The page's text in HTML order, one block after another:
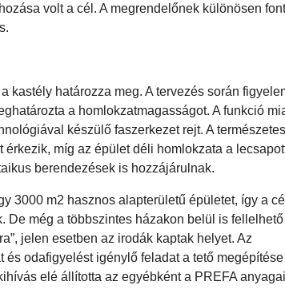
volt a cél. A megrendelőnek különösen
kastély határozza meg. A tervezés során
a homlokzatmagasságot. A funkció
készülő faszerkezet rejt. A
míg az épület déli homlokzata a
berendezések is hozzájárulnak.
3000 m2 hasznos alapterületű épületet, így a
De még a többszintes házakon belül is
jelen esetben az irodák kaptak helyet. Az
odafigyelést igénylő feladat a tető megépítése
elé állította az egyébként a PREFA